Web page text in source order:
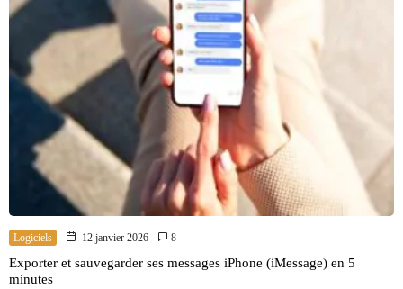
Logiciels 12 janvier 2026 8
Exporter et sauvegarder ses messages iPhone (iMessage) en 5
minutes